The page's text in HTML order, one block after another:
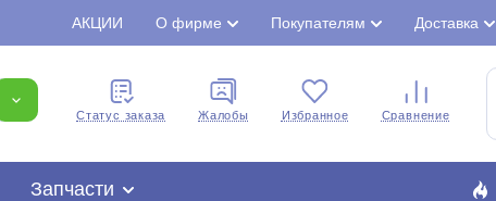
АКЦИИ О фирме Покупателям Доставка
Cтатус заказа Жалобы Избранное Сравнение
Запчасти